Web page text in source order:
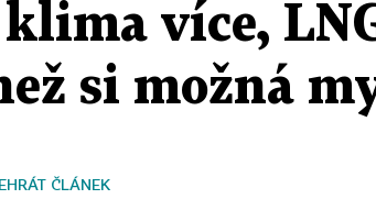
klima více,
si možná
ČLÁNEK